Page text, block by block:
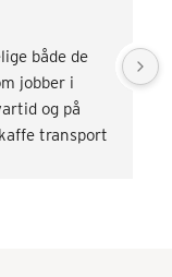
både de
jobber i
og på
transport